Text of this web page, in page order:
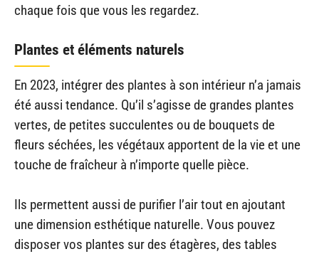
chaque fois que vous les regardez.
Plantes et éléments naturels
En 2023, intégrer des plantes à son intérieur n’a jamais
été aussi tendance. Qu’il s’agisse de grandes plantes
vertes, de petites succulentes ou de bouquets de
fleurs séchées, les végétaux apportent de la vie et une
touche de fraîcheur à n’importe quelle pièce.
Ils permettent aussi de purifier l’air tout en ajoutant
une dimension esthétique naturelle. Vous pouvez
disposer vos plantes sur des étagères, des tables